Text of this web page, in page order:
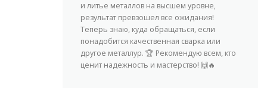
и литье металлов на высшем уровне,
результат превзошел все ожидания!
Теперь знаю, куда обращаться, если
понадобится качественная сварка или
другое металлур. 🏆 Рекомендую всем, кто
ценит надежность и мастерство! 🙌🔥